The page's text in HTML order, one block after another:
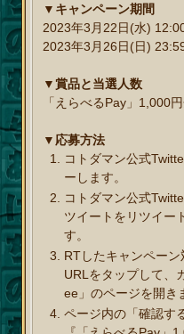
▼キャンペーン期間
2023年3月22日(水)
2023年3月26日(日)
▼賞品と当選人数
「えらべるPay」1,000
▼応募方法
コトダマン公式
ーします。
コトダマン公式
ツイートをリツイー
す。
RTしたキャンペー
URLをタップして、
ee」のページを開き
ページ内の「確認す